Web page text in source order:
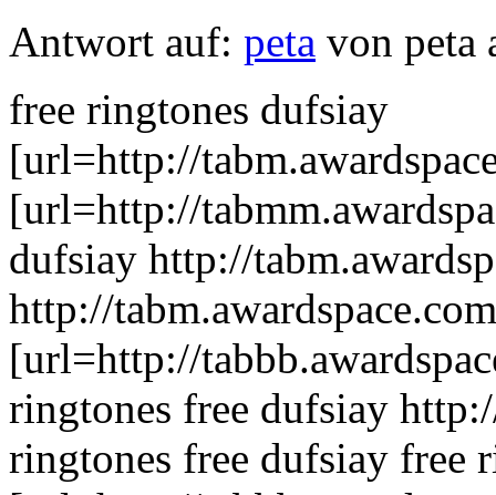
Antwort auf: peta von peta
free ringtones dufsiay
[url=http://
[url=http://
dufsiay http://
http://
[url=http://
ringtones free dufsiay
ringtones free dufsiay free